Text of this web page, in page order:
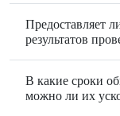
Предоставляет
результатов
В какие сроки
можно ли их